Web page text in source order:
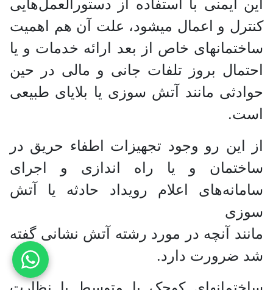
این ایمنی با استفاده از دستورالعمل‌هایی
کنترل و اعمال میشود، علت آن هم اهمیت
ساختمانهای خاص از بعد ارائه خدمات و یا
احتمال بروز تلفات جانی و مالی در حین
حوادثی مانند آتش سوزی یا بلایای طبیعی
است.
از این رو وجود تجهیزات اطفاء حریق در
ساختمان و یا راه اندازی و اجرای
سامانه‌های اعلام رویداد حادثه یا آتش
سوزی
مانند آنچه در مورد رشته آتش نشانی گفته
شد ضرورت دارد.